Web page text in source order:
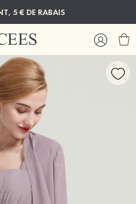
5 € DE RABAIS